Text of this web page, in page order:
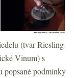
(tvar Riesling
Vinum) s
popsané podmínky